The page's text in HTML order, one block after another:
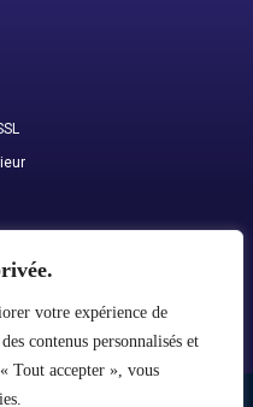
votre expérience de
contenus personnalisés et
Tout accepter », vous